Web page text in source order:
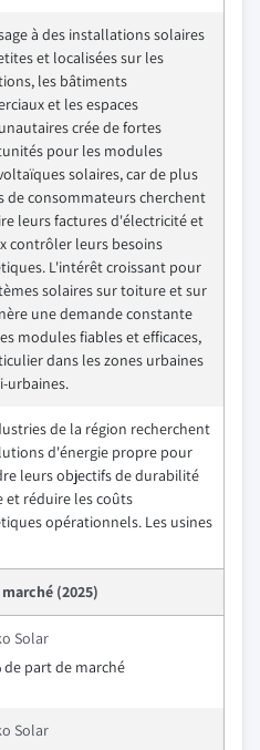
à des installations solaires
et localisées sur les
les bâtiments
et les espaces
crée de fortes
pour les modules
solaires, car de plus
de consommateurs cherchent
leurs factures d'électricité et
contrôler leurs besoins
L'intérêt croissant pour
solaires sur toiture et sur
une demande constante
modules fiables et efficaces,
dans les zones urbaines
urbaines.
de la région recherchent
d'énergie propre pour
leurs objectifs de durabilité
et réduire les coûts
opérationnels. Les usines
(2025)
Solar
de part de marché
Solar